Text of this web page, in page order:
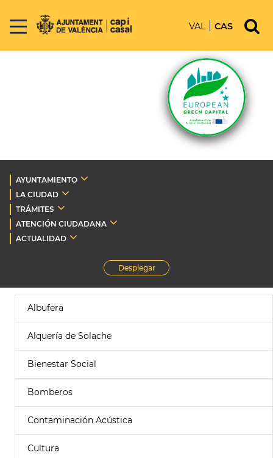
VAL CAS
AYUNTAMIENTO
LA CIUDAD
TRÁMITES
ATENCIÓN CIUDADANA
ACTUALIDAD
Desplegar
Albufera
Alquería de Solache
Bienestar Social
Bomberos
Contaminación Acústica
Cultura